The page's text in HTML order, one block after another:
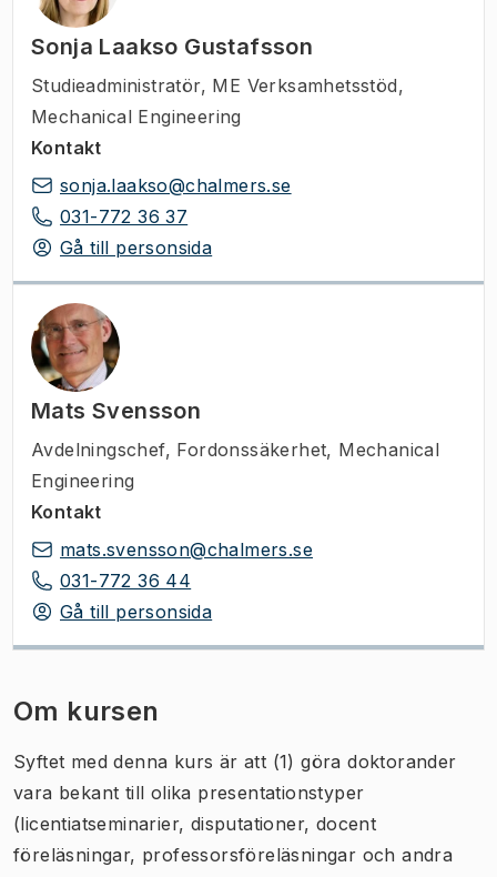
Sonja Laakso Gustafsson
Studieadministratör, ME Verksamhetsstöd,
Mechanical Engineering
Kontakt
sonja.laakso@chalmers.se
031-772 36 37
Gå till personsida
Mats Svensson
Avdelningschef, Fordonssäkerhet, Mechanical
Engineering
Kontakt
mats.svensson@chalmers.se
031-772 36 44
Gå till personsida
Om kursen
Syftet med denna kurs är att (1) göra doktorander
vara bekant till olika presentationstyper
(licentiatseminarier, disputationer, docent
föreläsningar, professorsföreläsningar och andra